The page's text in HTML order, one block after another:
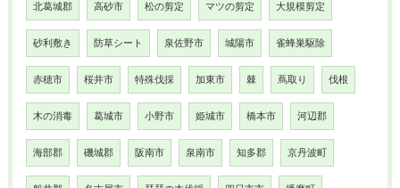
北葛城郡 高砂市 松の剪定 マツの剪定 大規模剪定
砂利敷き 防草シート 泉佐野市 城陽市 雀蜂巣駆除
赤穂市 桜井市 特殊伐採 加東市 棘 蔦取り 伐根
木の消毒 葛城市 小野市 姫城市 橋本市 河辺郡
海部郡 磯城郡 阪南市 泉南市 知多郡 京丹波町